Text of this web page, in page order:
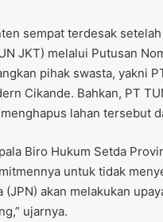
sempat terdesak
JKT) melalui Putusan
pihak swasta, yakni
Cikande. Bahkan, PT
lahan tersebut
Biro Hukum Setda
untuk tidak
(JPN) akan melakukan
ujarnya.